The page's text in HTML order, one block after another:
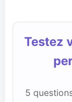
Testez
5